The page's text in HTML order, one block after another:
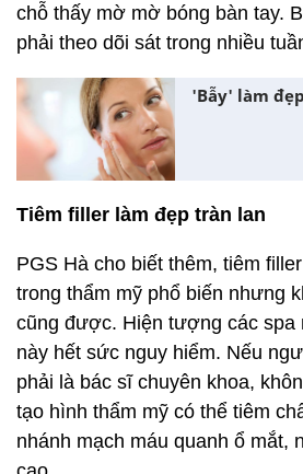
chỗ thấy mờ mờ bóng bàn tay.
phải theo dõi sát trong nhiều
'Bẫy' làm
Tiêm filler làm đẹp tràn lan
PGS Hà cho biết thêm, tiêm
trong thẩm mỹ phổ biến nhưng
cũng được. Hiện tượng các spa
này hết sức nguy hiểm. Nếu
phải là bác sĩ chuyên khoa,
tạo hình thẩm mỹ có thể tiêm
nhánh mạch máu quanh ổ mắt,